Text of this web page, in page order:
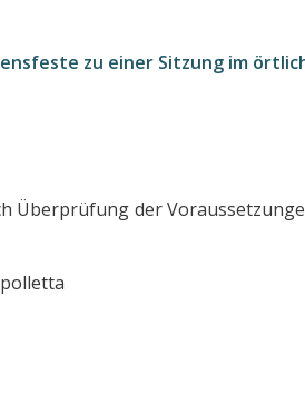
zu einer Sitzung im
Überprüfung der